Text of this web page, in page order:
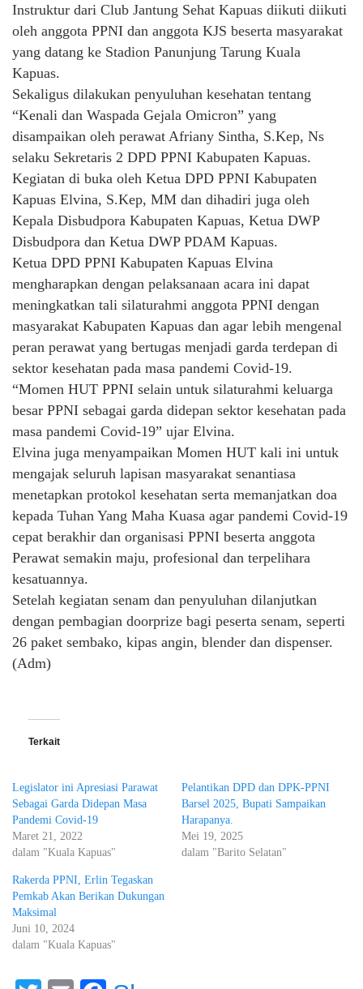
Instruktur dari Club Jantung Sehat Kapuas diikuti diikuti
oleh anggota PPNI dan anggota KJS beserta masyarakat
yang datang ke Stadion Panunjung Tarung Kuala
Kapuas.
Sekaligus dilakukan penyuluhan kesehatan tentang
“Kenali dan Waspada Gejala Omicron” yang
disampaikan oleh perawat Afriany Sintha, S.Kep, Ns
selaku Sekretaris 2 DPD PPNI Kabupaten Kapuas.
Kegiatan di buka oleh Ketua DPD PPNI Kabupaten
Kapuas Elvina, S.Kep, MM dan dihadiri juga oleh
Kepala Disbudpora Kabupaten Kapuas, Ketua DWP
Disbudpora dan Ketua DWP PDAM Kapuas.
Ketua DPD PPNI Kabupaten Kapuas Elvina
mengharapkan dengan pelaksanaan acara ini dapat
meningkatkan tali silaturahmi anggota PPNI dengan
masyarakat Kabupaten Kapuas dan agar lebih mengenal
peran perawat yang bertugas menjadi garda terdepan di
sektor kesehatan pada masa pandemi Covid-19.
“Momen HUT PPNI selain untuk silaturahmi keluarga
besar PPNI sebagai garda didepan sektor kesehatan pada
masa pandemi Covid-19” ujar Elvina.
Elvina juga menyampaikan Momen HUT kali ini untuk
mengajak seluruh lapisan masyarakat senantiasa
menetapkan protokol kesehatan serta memanjatkan doa
kepada Tuhan Yang Maha Kuasa agar pandemi Covid-19
cepat berakhir dan organisasi PPNI beserta anggota
Perawat semakin maju, profesional dan terpelihara
kesatuannya.
Setelah kegiatan senam dan penyuluhan dilanjutkan
dengan pembagian doorprize bagi peserta senam, seperti
26 paket sembako, kipas angin, blender dan dispenser.
(Adm)
Terkait
Legislator ini Apresiasi Parawat
Sebagai Garda Didepan Masa
Pandemi Covid-19
Maret 21, 2022
dalam "Kuala Kapuas"
Pelantikan DPD dan DPK-PPNI
Barsel 2025, Bupati Sampaikan
Harapanya.
Mei 19, 2025
dalam "Barito Selatan"
Rakerda PPNI, Erlin Tegaskan
Pemkab Akan Berikan Dukungan
Maksimal
Juni 10, 2024
dalam "Kuala Kapuas"